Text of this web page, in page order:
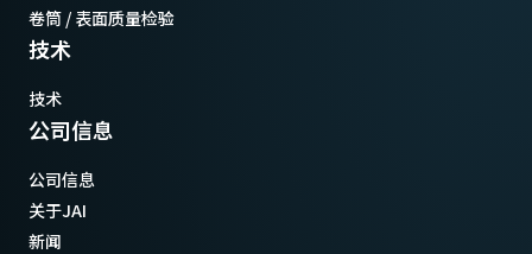
卷筒 / 表面质量检验
技术
技术
公司信息
公司信息
关于JAI
新闻